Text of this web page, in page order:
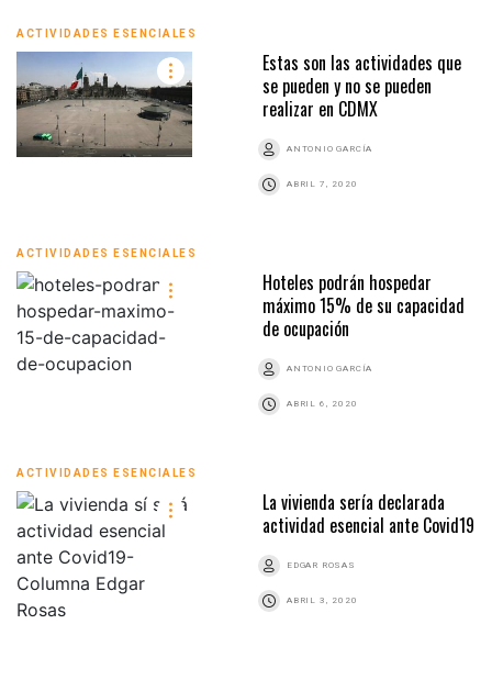
ACTIVIDADES ESENCIALES
Estas son las actividades que
se pueden y no se pueden
realizar en CDMX
ANTONIO GARCÍA
ABRIL 7, 2020
ACTIVIDADES ESENCIALES
Hoteles podrán hospedar
máximo 15% de su capacidad
de ocupación
ANTONIO GARCÍA
ABRIL 6, 2020
ACTIVIDADES ESENCIALES
La vivienda sería declarada
actividad esencial ante Covid19
EDGAR ROSAS
ABRIL 3, 2020